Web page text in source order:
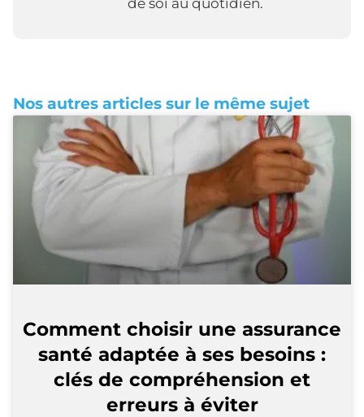
de soi au quotidien.
Nos autres articles sur le même sujet
Comment choisir une assurance
santé adaptée à ses besoins :
clés de compréhension et
erreurs à éviter